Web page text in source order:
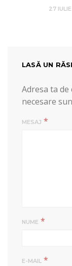
27
LASĂ UN
Adresa ta
necesare
MESAJ *
NUME *
E-MAIL *